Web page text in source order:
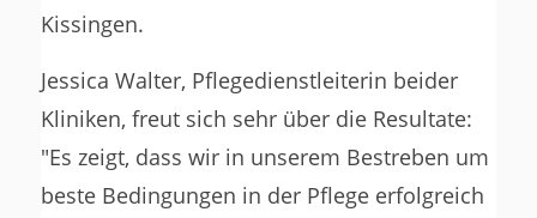
Kissingen.
Jessica Walter, Pflegedienstleiterin beider
Kliniken, freut sich sehr über die Resultate:
"Es zeigt, dass wir in unserem Bestreben um
beste Bedingungen in der Pflege erfolgreich